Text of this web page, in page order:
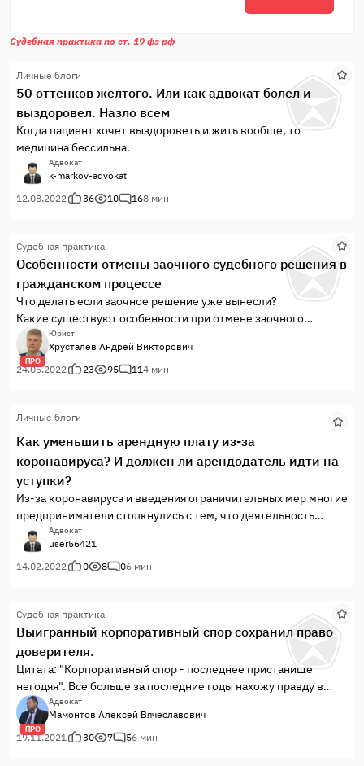
Судебная практика по ст. 19 фз рф
Личные блоги
50 оттенков желтого. Или как адвокат болел и
выздоровел. Назло всем
Когда пациент хочет выздороветь и жить вообще, то
медицина бессильна.
Адвокат
k-markov-advokat
12.08.2022
36 10 168 мин
Судебная практика
Особенности отмены заочного судебного решения в
гражданском процессе
Что делать если заочное решение уже вынесли?
Какие существуют особенности при отмене заочного
судебного постановления?
ПРО
Юрист
Хрусталёв Андрей Викторович
24.05.2022
23 95 114 мин
Личные блоги
Как уменьшить арендную плату из-за
коронавируса? И должен ли арендодатель идти на
уступки?
Из-за коронавируса и введения ограничительных мер многие
предприниматели столкнулись с тем, что деятельность
остановилась, доходов нет, а арендные платежи платить
надо. Неужели так и придется выплачивать полную
стоимость арендной платы каждый месяц, даже фактически
Адвокат
user56421
14.02.2022
0 8 06 мин
Судебная практика
Выигранный корпоративный спор сохранил право
доверителя.
Цитата: "Корпоративный спор - последнее пристанище
негодяя". Все больше за последние годы нахожу правду в
этих словах.
ПРО
Адвокат
Мамонтов Алексей Вячеславович
19.11.2021
30 7 56 мин